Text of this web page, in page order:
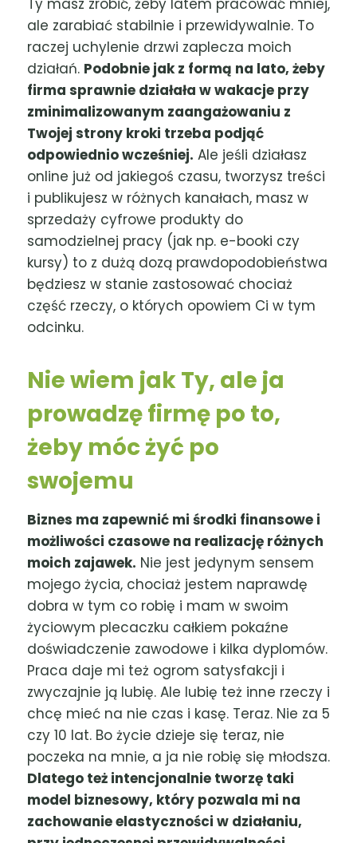
ale zarabiać stabilnie i przewidywalnie. To
raczej uchylenie drzwi zaplecza moich
działań. Podobnie jak z formą na lato, żeby
firma sprawnie działała w wakacje przy
zminimalizowanym zaangażowaniu z
Twojej strony kroki trzeba podjąć
odpowiednio wcześniej. Ale jeśli działasz
online już od jakiegoś czasu, tworzysz treści
i publikujesz w różnych kanałach, masz w
sprzedaży cyfrowe produkty do
samodzielnej pracy (jak np. e-booki czy
kursy) to z dużą dozą prawdopodobieństwa
będziesz w stanie zastosować chociaż
część rzeczy, o których opowiem Ci w tym
odcinku.
Nie wiem jak Ty, ale ja
prowadzę firmę po to,
żeby móc żyć po
swojemu
Biznes ma zapewnić mi środki finansowe i
możliwości czasowe na realizację różnych
moich zajawek. Nie jest jedynym sensem
mojego życia, chociaż jestem naprawdę
dobra w tym co robię i mam w swoim
życiowym plecaczku całkiem pokaźne
doświadczenie zawodowe i kilka dyplomów.
Praca daje mi też ogrom satysfakcji i
zwyczajnie ją lubię. Ale lubię też inne rzeczy i
chcę mieć na nie czas i kasę. Teraz. Nie za 5
czy 10 lat. Bo życie dzieje się teraz, nie
poczeka na mnie, a ja nie robię się młodsza.
Dlatego też intencjonalnie tworzę taki
model biznesowy, który pozwala mi na
zachowanie elastyczności w działaniu,